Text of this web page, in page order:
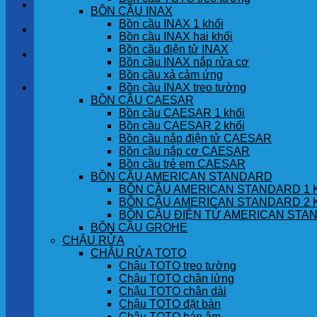
GÓC KHÁCH HÀNG
Chưa có sản phẩm trong giỏ hàng.
BỒN CẦU INAX
Bồn cầu INAX 1 khối
Bồn cầu INAX hai khối
Bồn cầu điện tử INAX
Bồn cầu INAX nắp rửa cơ
Bồn cầu xả cảm ứng
Bồn cầu INAX treo tường
BỒN CẦU CAESAR
Bồn cầu CAESAR 1 khối
Bồn cầu CAESAR 2 khối
Bồn cầu nắp điện tử CAESAR
Bồn cầu nắp cơ CAESAR
Bồn cầu trẻ em CAESAR
BỒN CẦU AMERICAN STANDARD
BỒN CẦU AMERICAN STANDARD 1
BỒN CẦU AMERICAN STANDARD 2
BỒN CẦU ĐIỆN TỬ AMERICAN
BỒN CẦU GROHE
CHẬU RỬA
CHẬU RỬA TOTO
Chậu TOTO treo tường
Chậu TOTO chân lửng
Chậu TOTO chân dài
Chậu TOTO đặt bàn